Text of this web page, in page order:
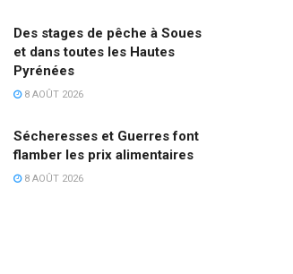
Des stages de pêche à Soues
et dans toutes les Hautes
Pyrénées
8 AOÛT 2026
Sécheresses et Guerres font
flamber les prix alimentaires
8 AOÛT 2026